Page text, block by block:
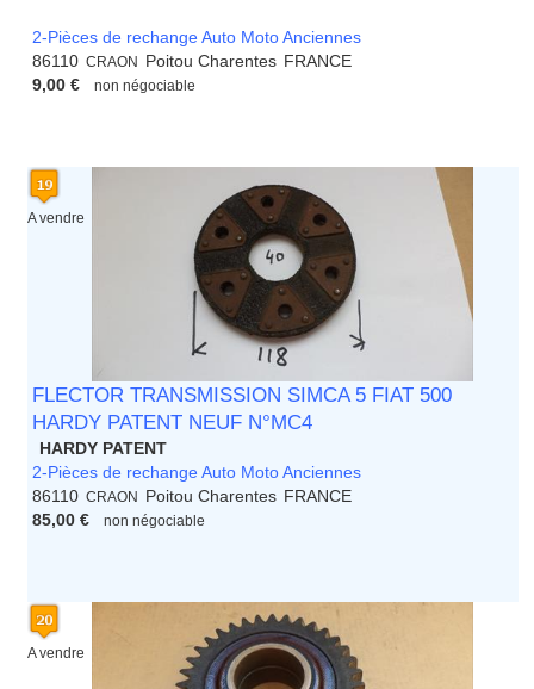
2-Pièces de rechange Auto Moto Anciennes
86110 CRAON Poitou Charentes FRANCE
9,00 €
non négociable
A vendre
FLECTOR TRANSMISSION SIMCA 5 FIAT 500
HARDY PATENT NEUF N°MC4
HARDY PATENT
2-Pièces de rechange Auto Moto Anciennes
86110 CRAON Poitou Charentes FRANCE
85,00 €
non négociable
A vendre